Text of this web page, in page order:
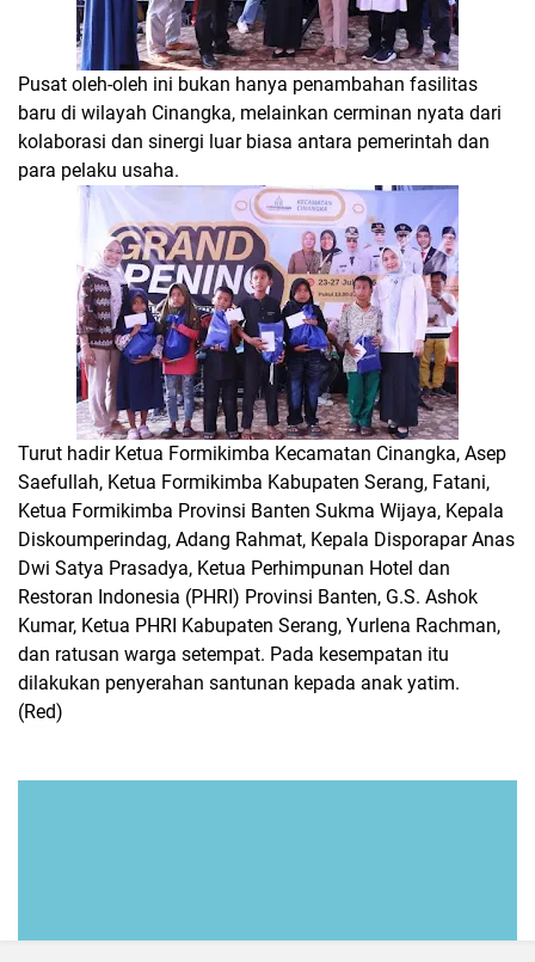
Pusat oleh-oleh ini bukan hanya penambahan fasilitas
baru di wilayah Cinangka, melainkan cerminan nyata dari
kolaborasi dan sinergi luar biasa antara pemerintah dan
para pelaku usaha.
Turut hadir Ketua Formikimba Kecamatan Cinangka, Asep
Saefullah, Ketua Formikimba Kabupaten Serang, Fatani,
Ketua Formikimba Provinsi Banten Sukma Wijaya, Kepala
Diskoumperindag, Adang Rahmat, Kepala Disporapar Anas
Dwi Satya Prasadya, Ketua Perhimpunan Hotel dan
Restoran Indonesia (PHRI) Provinsi Banten, G.S. Ashok
Kumar, Ketua PHRI Kabupaten Serang, Yurlena Rachman,
dan ratusan warga setempat. Pada kesempatan itu
dilakukan penyerahan santunan kepada anak yatim.
(Red)